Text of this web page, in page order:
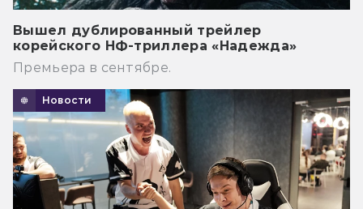
Вышел дублированный трейлер
корейского НФ-триллера «Надежда»
Премьера в сентябре.
Новости